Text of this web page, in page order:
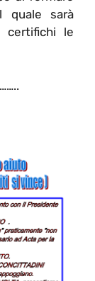
quale sarà
certifichi le